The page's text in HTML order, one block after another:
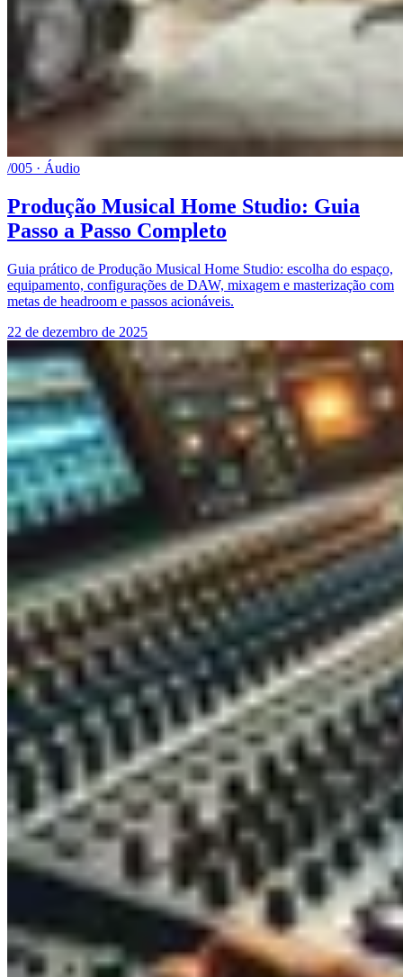
/005 · Áudio
Produção Musical Home Studio: Guia
Passo a Passo Completo
Guia prático de Produção Musical Home Studio: escolha do espaço,
equipamento, configurações de DAW, mixagem e masterização com
metas de headroom e passos acionáveis.
22 de dezembro de 2025